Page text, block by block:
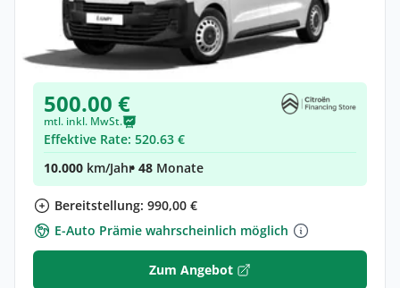
Citroën Jumpy Kombi Kombi (Länge M)
Elektro •Automatik •
Neuwagen(konfigurierbar)
500.00 €
mtl. inkl. MwSt.
Effektive Rate: 520.63 €
10.000 km/Jahr• 48 Monate
Bereitstellung: 990,00 €
E-Auto Prämie wahrscheinlich möglich
Zum Angebot